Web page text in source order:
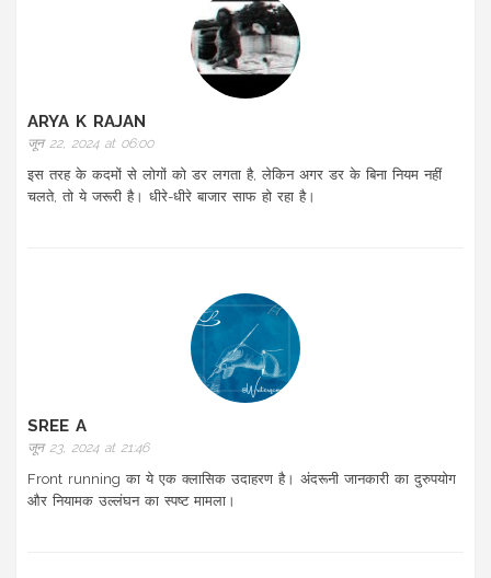
ARYA K RAJAN
जून 22, 2024 at 06:00
इस तरह के कदमों से लोगों को डर लगता है, लेकिन अगर डर के बिना नियम नहीं
चलते, तो ये जरूरी है। धीरे-धीरे बाजार साफ हो रहा है।
SREE A
जून 23, 2024 at 21:46
Front running का ये एक क्लासिक उदाहरण है। अंदरूनी जानकारी का दुरुपयोग
और नियामक उल्लंघन का स्पष्ट मामला।